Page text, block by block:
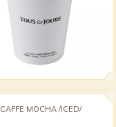
CAFFE MOCHA /ICED/